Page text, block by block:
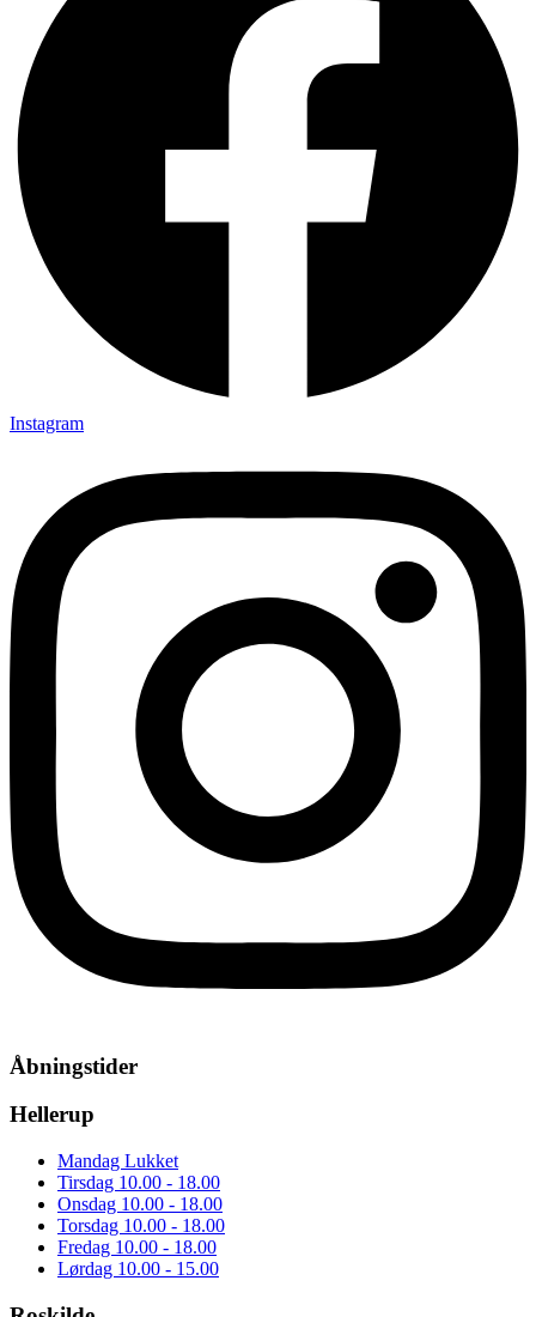
Instagram
Åbningstider
Hellerup
Mandag Lukket
Tirsdag 10.00 - 18.00
Onsdag 10.00 - 18.00
Torsdag 10.00 - 18.00
Fredag 10.00 - 18.00
Lørdag 10.00 - 15.00